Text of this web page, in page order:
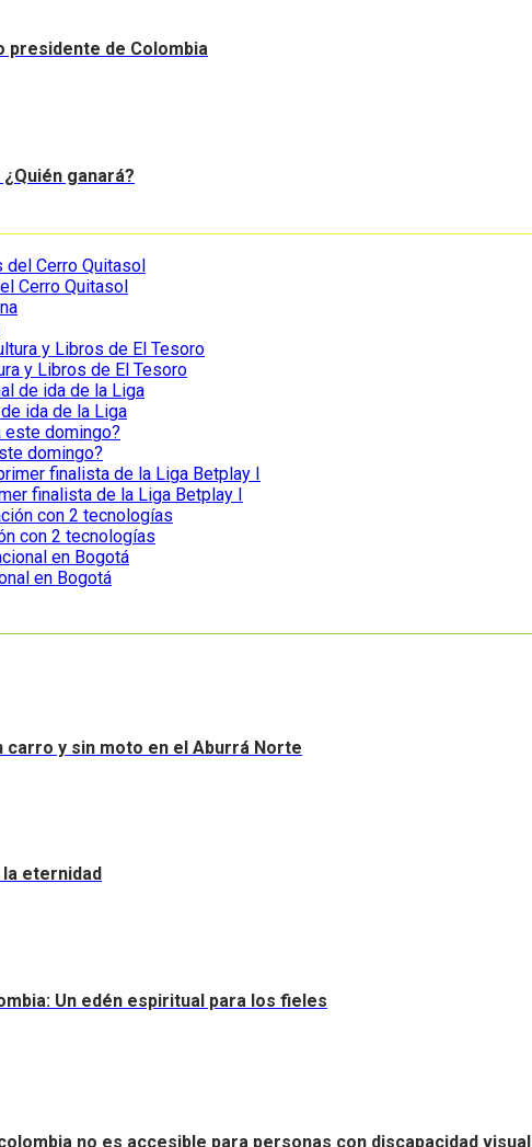
presidente de Colombia
ganará?
Cerro Quitasol
y Libros de El Tesoro
ida de la Liga
domingo?
finalista de la Liga Betplay I
con 2 tecnologías
en Bogotá
carro y sin moto en el Aburrá Norte
eternidad
Un edén espiritual para los fieles
no es accesible para personas con discapacidad visual